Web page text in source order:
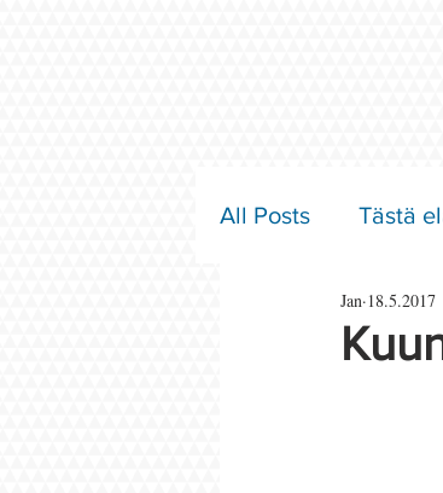
All Posts Tästä
Parisuhde ja
Jan 18.5.2017